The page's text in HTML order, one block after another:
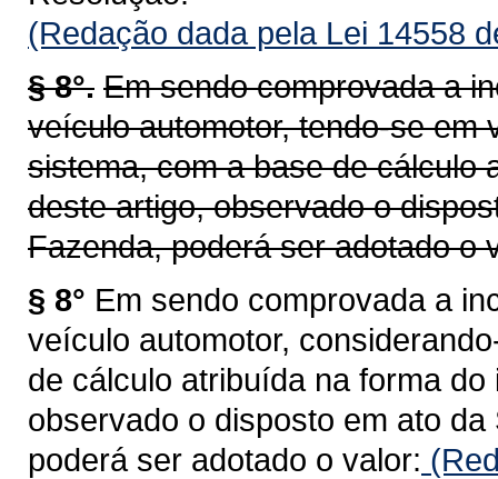
(Redação dada pela Lei 14558
§ 8°. Em sendo comprovada a
veículo automotor, tendo-se em
sistema, com a base de
deste artigo, observado o
Fazenda, poderá ser adotado o
§ 8° Em sendo comprovada a
veículo automotor,
de cálculo atribuída na forma
observado o disposto em ato
poderá ser adotado o valor: